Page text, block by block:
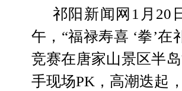
祁阳新闻网1月20
午，“福禄寿喜 ‘拳’
竞赛在唐家山景区半
手现场PK，高潮迭起